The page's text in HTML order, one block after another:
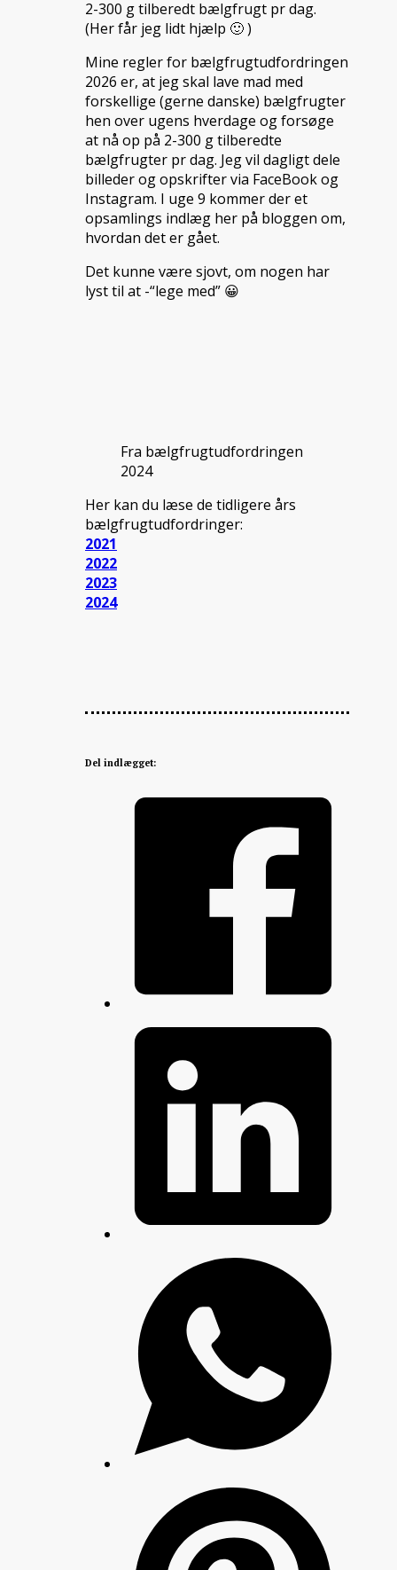
2-300 g tilberedt bælgfrugt pr dag.
(Her får jeg lidt hjælp 🙂 )
Mine regler for bælgfrugtudfordringen
2026 er, at jeg skal lave mad med
forskellige (gerne danske) bælgfrugter
hen over ugens hverdage og forsøge
at nå op på 2-300 g tilberedte
bælgfrugter pr dag. Jeg vil dagligt dele
billeder og opskrifter via FaceBook og
Instagram. I uge 9 kommer der et
opsamlings indlæg her på bloggen om,
hvordan det er gået.
Det kunne være sjovt, om nogen har
lyst til at -“lege med” 😀
Fra bælgfrugtudfordringen
2024
Her kan du læse de tidligere års
bælgfrugtudfordringer:
2021
2022
2023
2024
Del indlægget: